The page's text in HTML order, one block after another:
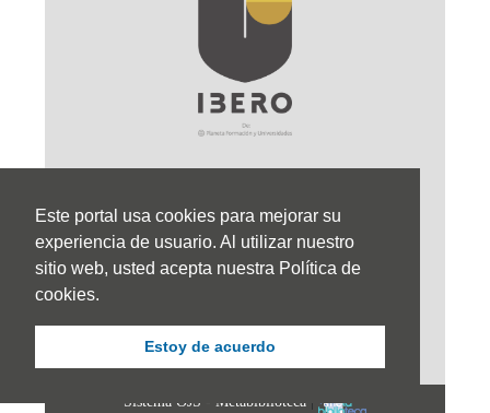
Este portal usa cookies para mejorar su
experiencia de usuario. Al utilizar nuestro
sitio web, usted acepta nuestra Política de
cookies.
Estoy de acuerdo
Sede Principal
Calle 67 #5-27; Bogotá, Colombia.
+57 301 307 8410
Sistema OJS - Metabiblioteca |